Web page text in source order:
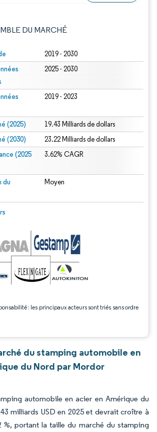
DU MARCHÉ
2019 - 2030
2025 - 2030
2019 - 2023
(2025) 19.43 Milliards de dollars
(2030) 23.22 Milliards de dollars
(2025
3.62% CAGR
du
Moyen
: les principaux acteurs sont triés sans ordre
La réutilisation nécessite une attribution sous CC
du stamping automobile en
du Nord par Mordor
automobile en acier en Amérique du
milliards USD en 2025 et devrait croître à
%, portant la taille du marché du stamping